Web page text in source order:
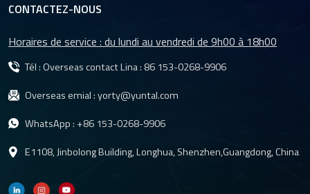
CONTACTEZ-NOUS
Horaires de service : du lundi au vendredi de 9h00 à 18h00
Tél : Overseas contact Lina : 86 153-0268-9906
Overseas emial :yorty@yuntal.com
WhatsApp : +86 153-0268-9906
E1108, Jinbolong Building, Longhua, Shenzhen,Guangdong, China